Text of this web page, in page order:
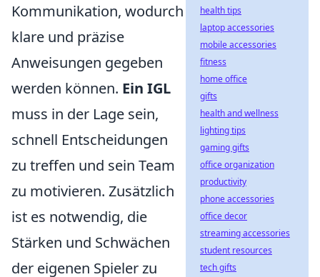
Kommunikation, wodurch
klare und präzise
Anweisungen gegeben
werden können. Ein IGL
muss in der Lage sein,
schnell Entscheidungen
zu treffen und sein Team
zu motivieren. Zusätzlich
ist es notwendig, die
Stärken und Schwächen
der eigenen Spieler zu
health tips
laptop accessories
mobile accessories
fitness
home office
gifts
health and wellness
lighting tips
gaming gifts
office organization
productivity
phone accessories
office decor
streaming accessories
student resources
tech gifts